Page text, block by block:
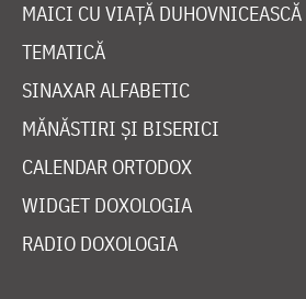
MAICI CU VIAȚĂ DUHOVNICEASCĂ
TEMATICĂ
SINAXAR ALFABETIC
MĂNĂSTIRI ȘI BISERICI
CALENDAR ORTODOX
WIDGET DOXOLOGIA
RADIO DOXOLOGIA